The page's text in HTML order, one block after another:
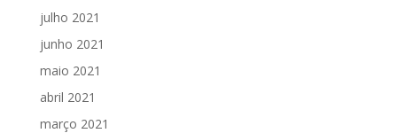
julho 2021
junho 2021
maio 2021
abril 2021
março 2021